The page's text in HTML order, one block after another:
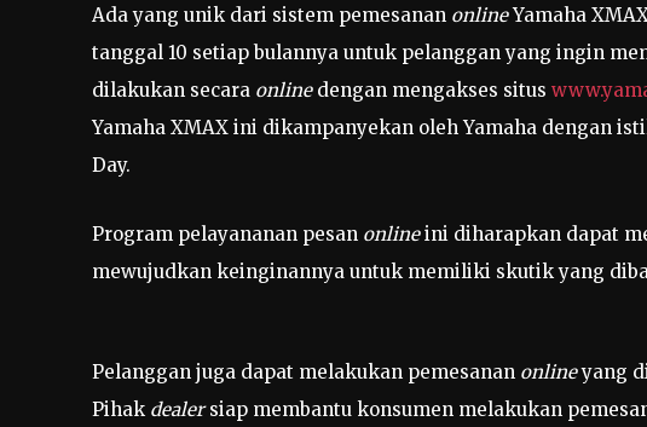
Ada yang unik dari sistem pemesanan onlineYamaha
tanggal 10 setiap bulannya untuk pelanggan yang ingin
dilakukan secara onlinedengan mengakses situs
Yamaha XMAX ini dikampanyekan oleh Yamaha dengan
Day.
Program pelayananan pesan onlineini diharapkan dapat
mewujudkan keinginannya untuk memiliki skutik yang
Pelanggan juga dapat melakukan pemesanan onlineyang
Pihak dealersiap membantu konsumen melakukan